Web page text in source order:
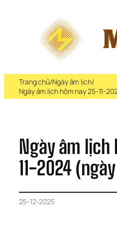
Trang chủ/Ngày âm lịch/
Ngày âm lịch hôm nay 25-11-
Ngày âm
11-2024
25-12-2025